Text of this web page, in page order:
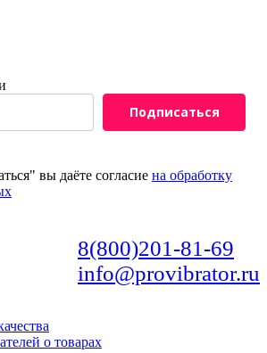
Подписаться
вы даёте согласие на обработку
8(800)201-81-69
info@provibrator.ru
о товарах